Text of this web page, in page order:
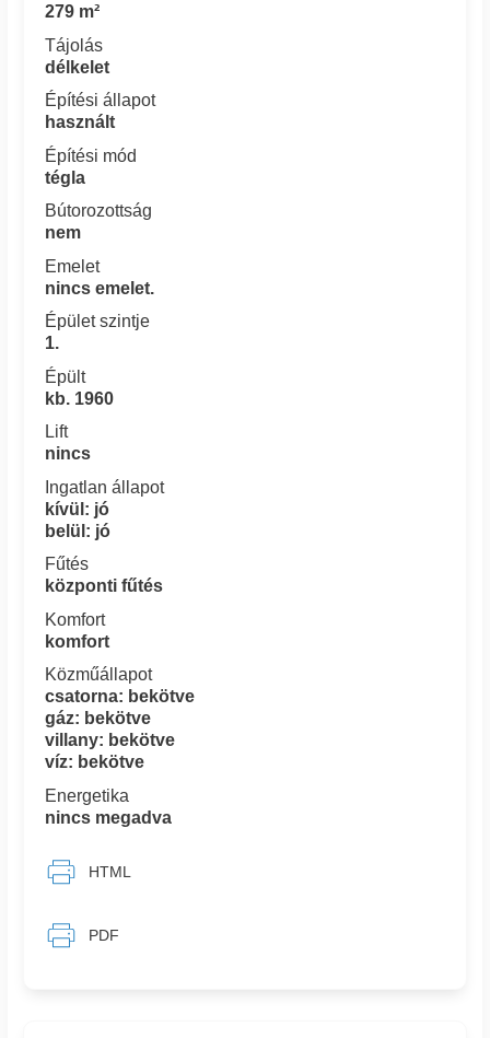
279 m²
Tájolás
délkelet
Építési állapot
használt
Építési mód
tégla
Bútorozottság
nem
Emelet
nincs emelet.
Épület szintje
1.
Épült
kb. 1960
Lift
nincs
Ingatlan állapot
kívül: jó
belül: jó
Fűtés
központi fűtés
Komfort
komfort
Közműállapot
csatorna: bekötve
gáz: bekötve
villany: bekötve
víz: bekötve
Energetika
nincs megadva
HTML
PDF